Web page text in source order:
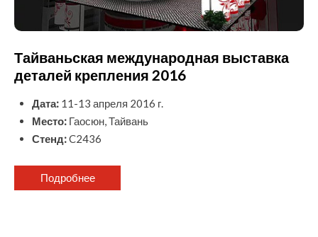
Тайваньская международная выставка
деталей крепления 2016
Дата: 11-13 апреля 2016 г.
Место: Гаосюн, Тайвань
Стенд:C2436
Подробнее